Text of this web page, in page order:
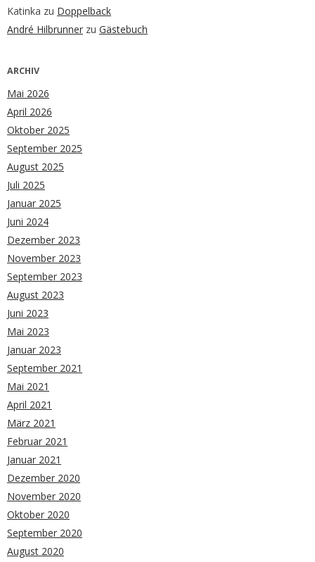
Katinka zu Doppelback
André Hilbrunner zu Gästebuch
ARCHIV
Mai 2026
April 2026
Oktober 2025
September 2025
August 2025
Juli 2025
Januar 2025
Juni 2024
Dezember 2023
November 2023
September 2023
August 2023
Juni 2023
Mai 2023
Januar 2023
September 2021
Mai 2021
April 2021
März 2021
Februar 2021
Januar 2021
Dezember 2020
November 2020
Oktober 2020
September 2020
August 2020